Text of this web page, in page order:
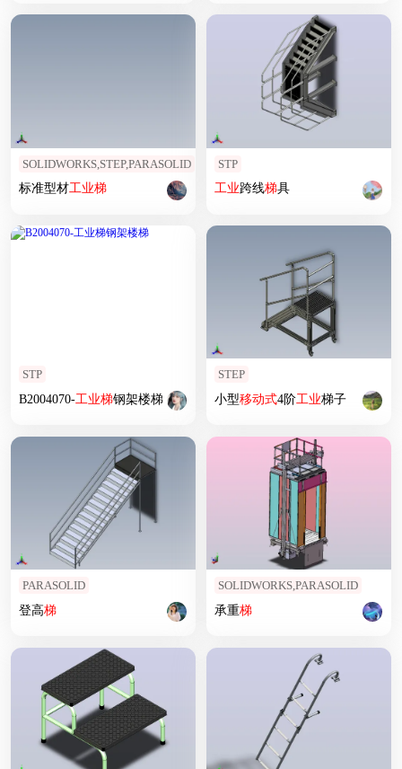
SOLIDWORKS,STEP,PARASOLID
标准型材工业梯
STP
工业跨线梯具
STP
B2004070-工业梯钢架楼梯
STEP
小型移动式4阶工业梯子
PARASOLID
登高梯
SOLIDWORKS,PARASOLID
承重梯